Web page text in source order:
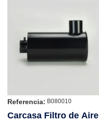
Referencia: B080010
Carcasa Filtro de Aire